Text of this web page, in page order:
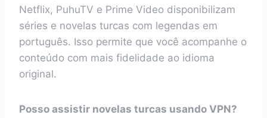
Netflix, PuhuTV e Prime Video disponibilizam
séries e novelas turcas com legendas em
português. Isso permite que você acompanhe o
conteúdo com mais fidelidade ao idioma
original.
Posso assistir novelas turcas usando VPN?